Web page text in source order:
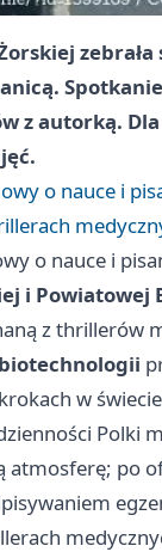
zebrała
z autorką.
o nauce i
o nauce i
i Powiatowej
z thrillerów
biotechnologii
w
Polki
po